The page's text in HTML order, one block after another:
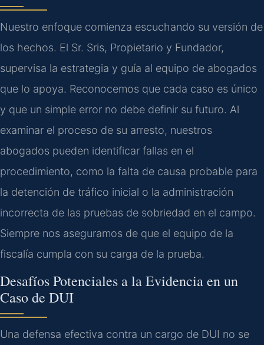
Nuestro enfoque comienza escuchando su versión de
los hechos. El Sr. Sris, Propietario y Fundador,
supervisa la estrategia y guía al equipo de abogados
que lo apoya. Reconocemos que cada caso es único
y que un simple error no debe definir su futuro. Al
examinar el proceso de su arresto, nuestros
abogados pueden identificar fallas en el
procedimiento, como la falta de causa probable para
la detención de tráfico inicial o la administración
incorrecta de las pruebas de sobriedad en el campo.
Siempre nos aseguramos de que el equipo de la
fiscalía cumpla con su carga de la prueba.
Desafíos Potenciales a la Evidencia en un
Caso de DUI
Una defensa efectiva contra un cargo de DUI no se